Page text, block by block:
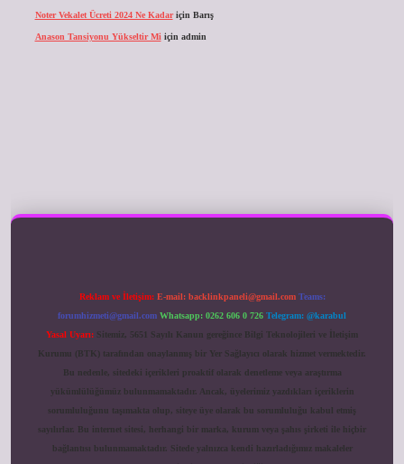
Noter Vekalet Ücreti 2024 Ne Kadariçin Barış
Anason Tansiyonu Yükseltir Mi için admin
Reklam ve İletişim: E-mail: backlinkpaneli@gmail.com Teams:
forumhizmeti@gmail.com Whatsapp: 0262 606 0 726 Telegram: @karabul
Yasal Uyarı: Sitemiz, 5651 Sayılı Kanun gereğince Bilgi Teknolojileri ve İletişim
Kurumu (BTK) tarafından onaylanmış bir Yer Sağlayıcı olarak hizmet vermektedir.
Bu nedenle, sitedeki içerikleri proaktif olarak denetleme veya araştırma
yükümlülüğümüz bulunmamaktadır. Ancak, üyelerimiz yazdıkları içeriklerin
sorumluluğunu taşımakta olup, siteye üye olarak bu sorumluluğu kabul etmiş
sayılırlar. Bu internet sitesi, herhangi bir marka, kurum veya şahıs şirketi ile hiçbir
bağlantısı bulunmamaktadır. Sitede yalnızca kendi hazırladığımız makaleler